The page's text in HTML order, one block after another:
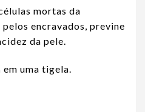
mortas da
encravados, previne
da pele.
uma tigela.